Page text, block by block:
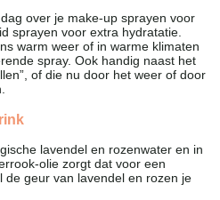
over je make-up sprayen voor
sprayen voor extra hydratatie.
warm weer of in warme klimaten
spray. Ook handig naast het
of die nu door het weer of door
lavendel en rozenwater en in
olie zorgt dat voor een
de geur van lavendel en rozen je